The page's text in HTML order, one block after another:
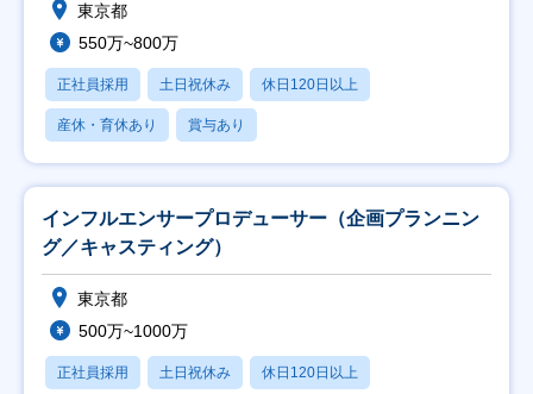
東京都
550万~800万
正社員採用 土日祝休み 休日120日以上
産休・育休あり 賞与あり
インフルエンサープロデューサー（企画プランニン
グ／キャスティング）
東京都
500万~1000万
正社員採用 土日祝休み 休日120日以上